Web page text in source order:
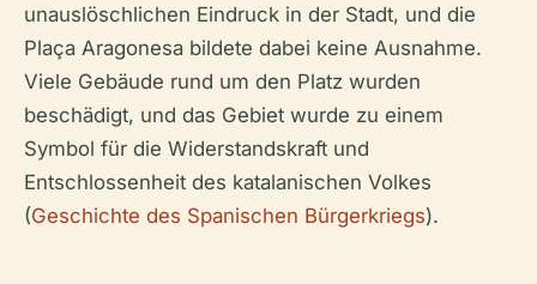
unauslöschlichen Eindruck in der Stadt, und die
Plaça Aragonesa bildete dabei keine Ausnahme.
Viele Gebäude rund um den Platz wurden
beschädigt, und das Gebiet wurde zu einem
Symbol für die Widerstandskraft und
Entschlossenheit des katalanischen Volkes
(Geschichte des Spanischen Bürgerkriegs).